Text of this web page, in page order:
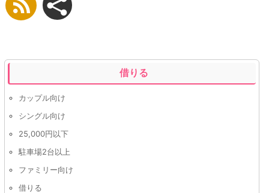
借りる
カップル向け
シングル向け
25,000円以下
駐車場2台以上
ファミリー向け
借りる